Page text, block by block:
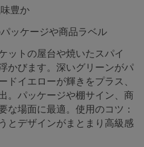
豊か
ッケージや商品ラベル
ットの屋台や焼いたスパイ
かびます。深いグリーンがパ
ドイエローが輝きをプラス、
。パッケージや棚サイン、商
な場面に最適。使用のコツ：
とデザインがまとまり高級感